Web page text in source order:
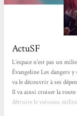
ActuSF
L’espace n’est pas un
Évangeline Les dangers
va le découvrir à ses
Il va ainsi croiser la
détruire le vaisseau